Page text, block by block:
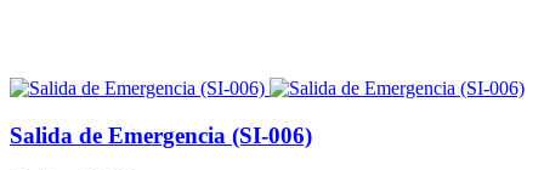
Salida de Emergencia (SI-006)